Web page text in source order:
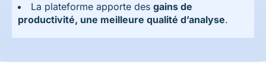
La plateforme apporte des gains de
productivité, une meilleure qualité d’analyse.